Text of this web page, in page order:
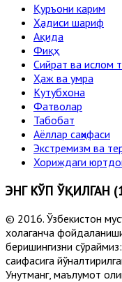
Қуръони карим
Ҳадиси шариф
Ақида
Фиқҳ
Сийрат ва ислом
Ҳаж ва умра
Кутубхона
Фатволар
Табобат
Аёллар саҳифаси
Экстремизм ва
Хориждаги
ЭНГ КЎП ЎҚИЛГАН
© 2016. Ўзбекистон
хоҳлаганча
беришингизни
саҳифасига
Унутманг, маълумот